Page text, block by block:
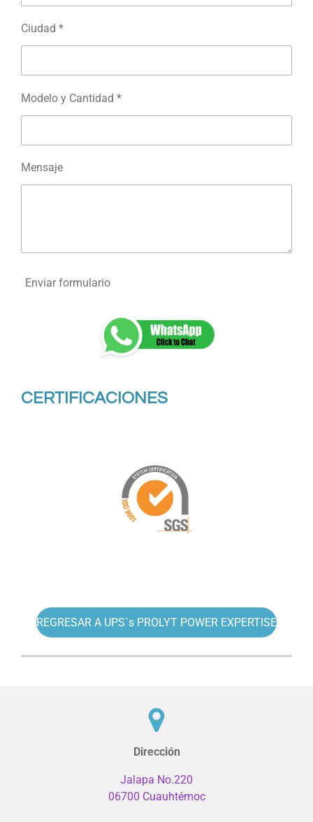
Ciudad *
Modelo y Cantidad *
Mensaje
Enviar formulario
CERTIFICACIONES
REGRESAR A UPS´s PROLYT POWER EXPERTISE
Dirección
Jalapa No.220
06700 Cuauhtémoc